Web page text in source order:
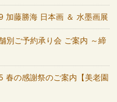
加藤勝海 日本画 ＆ 水墨画展
別ご予約承り会 ご案内 ～締
春の感謝祭のご案内【美老園